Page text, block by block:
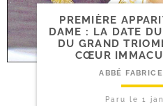
PREMIÈRE
DAME : LA DATE
DU GRAND
CŒUR
ABBÉ
Paru le 1